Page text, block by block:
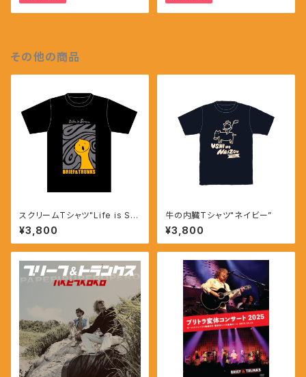
その他の商品
スクリームTシャツ"Life is Scr
eam"
¥3,800
牛の内臓Tシャツ"ネイビー”
¥3,800